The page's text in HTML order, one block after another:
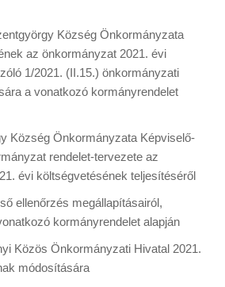
Község Önkormányzata
az önkormányzat 2021. évi
1/2021. (II.15.) önkormányzati
a vonatkozó kormányrendelet
Község Önkormányzata Képviselő-
rendelet-tervezete az
évi költségvetésének teljesítéséről
ellenőrzés megállapításairól,
kormányrendelet alapján
Közös Önkormányzati Hivatal 2021.
módosítására